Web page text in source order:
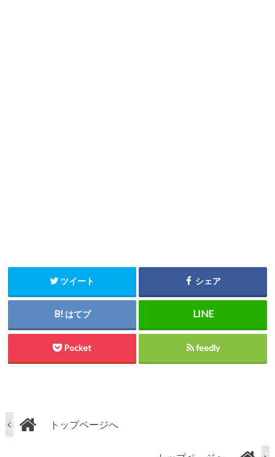
ツイート シェア
はてブ
Pocket feedly
トップページへ